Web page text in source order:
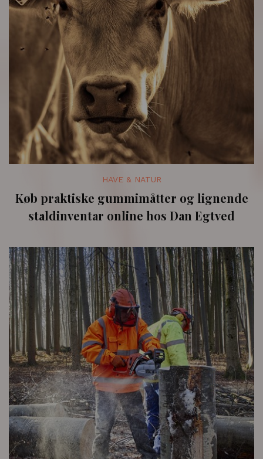
HAVE & NATUR
Køb praktiske gummimåtter og lignende
staldinventar online hos Dan Egtved